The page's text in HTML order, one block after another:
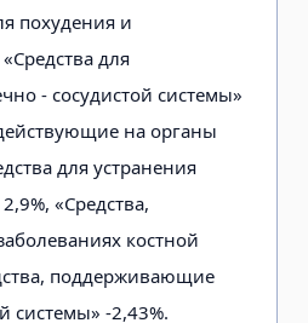
похудения и
для
- сосудистой системы»
на органы
для устранения
«Средства,
костной
поддерживающие
-2,43%.